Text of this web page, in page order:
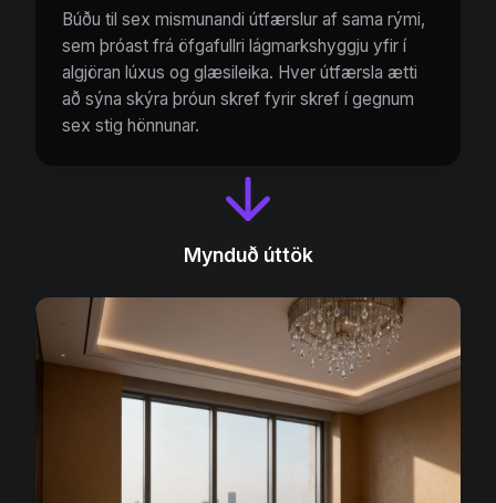
Búðu til sex mismunandi útfærslur af sama rými,
sem þróast frá öfgafullri lágmarkshyggju yfir í
algjöran lúxus og glæsileika. Hver útfærsla ætti
að sýna skýra þróun skref fyrir skref í gegnum
sex stig hönnunar.
Mynduð úttök